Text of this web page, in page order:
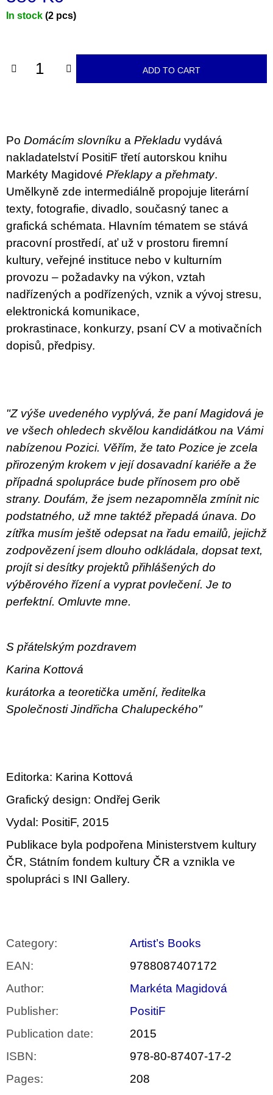
Measure
In stock (2 pcs)
ADD TO CART
Po Domácím slovníku a Překladu vydává
nakladatelství PositiF třetí autorskou knihu
Markéty Magidové Překlapy a přehmaty.
Umělkyně zde intermediálně propojuje literární
texty, fotografie, divadlo, současný tanec a
grafická schémata. Hlavním tématem se stává
pracovní prostředí, ať už v prostoru firemní
kultury, veřejné instituce nebo v kulturním
provozu – požadavky na výkon, vztah
nadřízených a podřízených, vznik a vývoj stresu,
elektronická komunikace,
prokrastinace, konkurzy, psaní CV a motivačních
dopisů, předpisy.
"Z výše uvedeného vyplývá, že paní Magidová je
ve všech ohledech skvělou kandidátkou na Vámi
nabízenou Pozici. Věřím, že tato Pozice je zcela
přirozeným krokem v její dosavadní kariéře a že
případná spolupráce bude přínosem pro obě
strany. Doufám, že jsem nezapomněla zmínit nic
podstatného, už mne taktéž přepadá únava. Do
zítřka musím ještě odepsat na řadu emailů, jejichž
zodpovězení jsem dlouho odkládala, dopsat text,
projít si desítky projektů přihlášených do
výběrového řízení a vyprat povlečení. Je to
perfektní. Omluvte mne.
S přátelským pozdravem
Karina Kottová
kurátorka a teoretička umění, ředitelka
Společnosti Jindřicha Chalupeckého"
Editorka: Karina Kottová
Grafický design: Ondřej Gerik
Vydal: PositiF, 2015
Publikace byla podpořena Ministerstvem kultury
ČR, Státním fondem kultury ČR a vznikla ve
spolupráci s INI Gallery.
Category:
Artist’s Books
EAN:
9788087407172
Author:
Markéta Magidová
Publisher:
PositiF
Publication date:
2015
ISBN:
978-80-87407-17-2
Pages: 208
o
d
:
SMĚNU
VÝBĚR
Z
TEXTŮ
2022 –
2025
350
Kč